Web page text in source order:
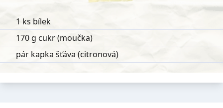
1 ks bílek
170 g cukr (moučka)
pár kapka šťáva (citronová)